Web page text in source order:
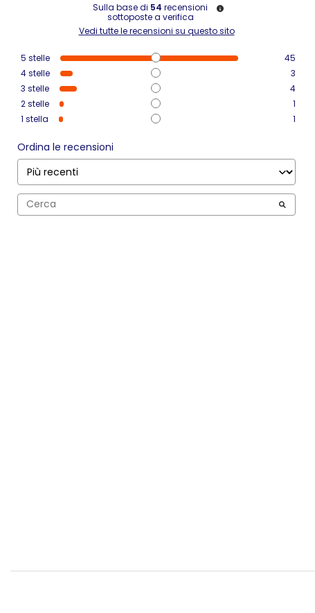
Sulla base di 54 recensioni
sottoposte a verifica
Vedi tutte le recensioni su questo sito
5 stelle
45
4stelle
3
3 stelle
4
2stelle
1
1 stella 1
Ordina le recensioni